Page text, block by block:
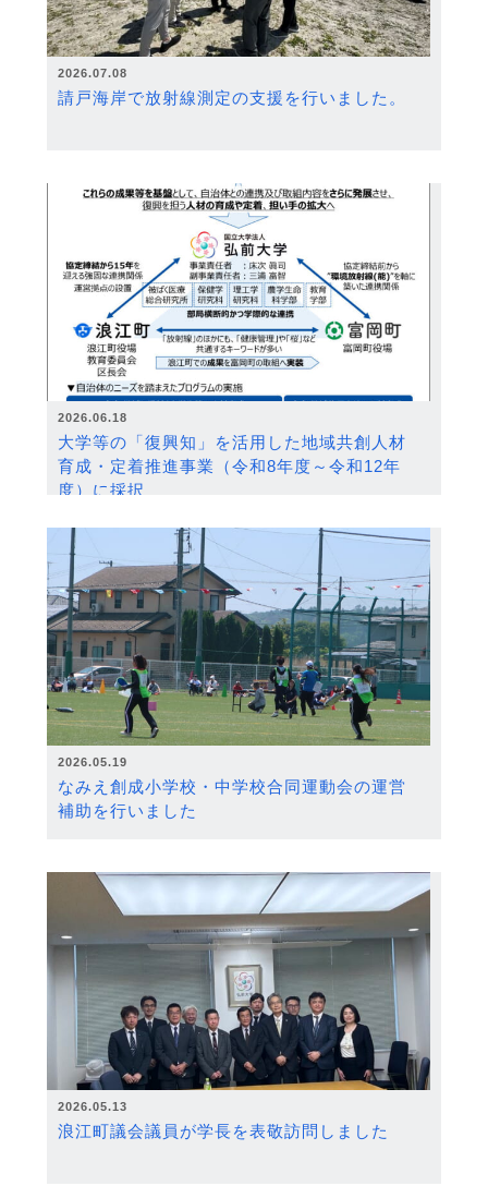
2026.07.08
請戸海岸で放射線測定の支援を行いました。
2026.06.18
大学等の「復興知」を活用した地域共創人材
育成・定着推進事業（令和8年度～令和12年
度）に採択
2026.05.19
なみえ創成小学校・中学校合同運動会の運営
補助を行いました
2026.05.13
浪江町議会議員が学長を表敬訪問しました